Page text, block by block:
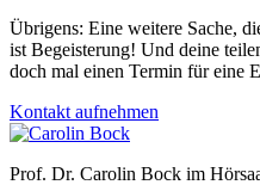
Übrigens: Eine weitere Sache,
ist Begeisterung! Und deine
doch mal einen Termin für eine
Kontakt aufnehmen
Prof. Dr. Carolin Bock im